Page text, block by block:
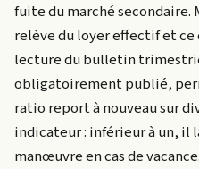
fuite du marché secondaire.
relève du loyer effectif et ce
lecture du bulletin
obligatoirement publié,
ratio report à nouveau sur
indicateur : inférieur à un, il
manœuvre en cas de vacance.